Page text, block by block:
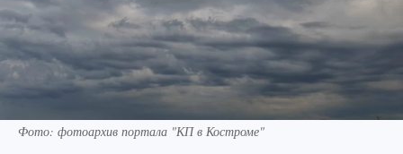
Фото: фотоархив портала "КП в Костроме"